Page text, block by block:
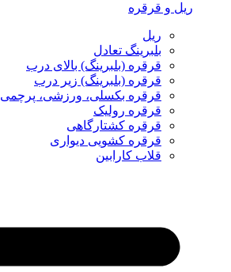
ریل و قرقره
ریل
بلبرینگ تعادل
قرقره (بلبرینگ) بالای درب
قرقره (بلبرینگ) زیر درب
قرقره بکسلی، ورزشی، پرچمی
قرقره رولیک
قرقره کشتارگاهی
قرقره کشویی دیواری
قلاب کارابین